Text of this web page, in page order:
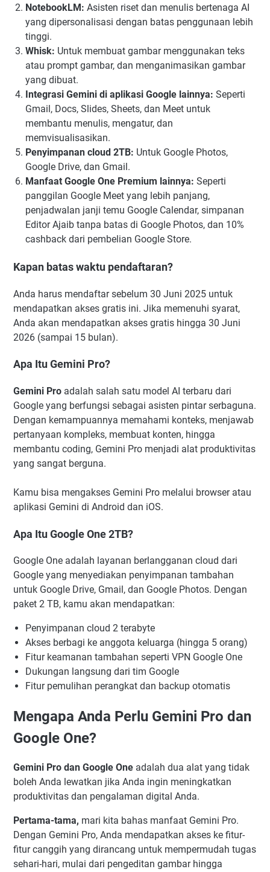
NotebookLM: Asisten riset dan menulis bertenaga AI
yang dipersonalisasi dengan batas penggunaan lebih
tinggi.
Whisk: Untuk membuat gambar menggunakan teks
atau prompt gambar, dan menganimasikan gambar
yang dibuat.
Integrasi Gemini di aplikasi Google lainnya: Seperti
Gmail, Docs, Slides, Sheets, dan Meet untuk
membantu menulis, mengatur, dan
memvisualisasikan.
Penyimpanan cloud 2TB: Untuk Google Photos,
Google Drive, dan Gmail.
Manfaat Google One Premium lainnya: Seperti
panggilan Google Meet yang lebih panjang,
penjadwalan janji temu Google Calendar, simpanan
Editor Ajaib tanpa batas di Google Photos, dan 10%
cashback dari pembelian Google Store.
Kapan batas waktu pendaftaran?
Anda harus mendaftar sebelum 30 Juni 2025 untuk
mendapatkan akses gratis ini. Jika memenuhi syarat,
Anda akan mendapatkan akses gratis hingga 30 Juni
2026 (sampai 15 bulan).
Apa Itu Gemini Pro?
Gemini Pro adalah salah satu model AI terbaru dari
Google yang berfungsi sebagai asisten pintar serbaguna.
Dengan kemampuannya memahami konteks, menjawab
pertanyaan kompleks, membuat konten, hingga
membantu coding, Gemini Pro menjadi alat produktivitas
yang sangat berguna.
Kamu bisa mengakses Gemini Pro melalui browser atau
aplikasi Gemini di Android dan iOS.
Apa Itu Google One 2TB?
Google One adalah layanan berlangganan cloud dari
Google yang menyediakan penyimpanan tambahan
untuk Google Drive, Gmail, dan Google Photos. Dengan
paket 2 TB, kamu akan mendapatkan:
Penyimpanan cloud 2 terabyte
Akses berbagi ke anggota keluarga (hingga 5 orang)
Fitur keamanan tambahan seperti VPN Google One
Dukungan langsung dari tim Google
Fitur pemulihan perangkat dan backup otomatis
Mengapa Anda Perlu Gemini Pro dan
Google One?
Gemini Pro dan Google One adalah dua alat yang tidak
boleh Anda lewatkan jika Anda ingin meningkatkan
produktivitas dan pengalaman digital Anda.
Pertama-tama, mari kita bahas manfaat Gemini Pro.
Dengan Gemini Pro, Anda mendapatkan akses ke fitur-
fitur canggih yang dirancang untuk mempermudah tugas
sehari-hari, mulai dari pengeditan gambar hingga